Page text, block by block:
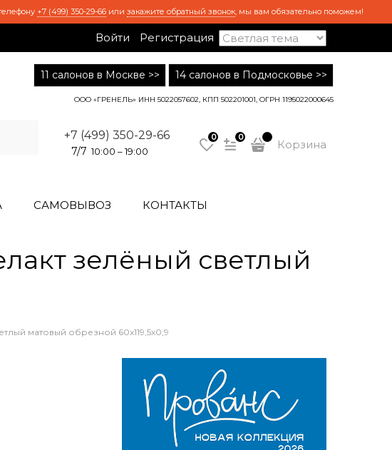
+7 (499) 350-29-66 или закажите обратный звонок, мы вам обязательно поможем!
Войти Регистрация
11 салонов в Москве >> 14 салонов в Подмосковье >>
ООО «ГРЕНЕЛЬ» ИНН 5022057602, КПП 502201001, ОГРН 1195022000645
+7 (499) 350-29-66
7/7 10:00 – 19:00
0 0
Корзина
САМОВЫВОЗ КОНТАКТЫ
зелёный светлый
матовый обрезной 60x119,5x0,9